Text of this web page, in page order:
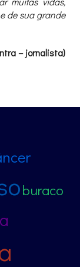
de sua grande
– jornalista)
buraco